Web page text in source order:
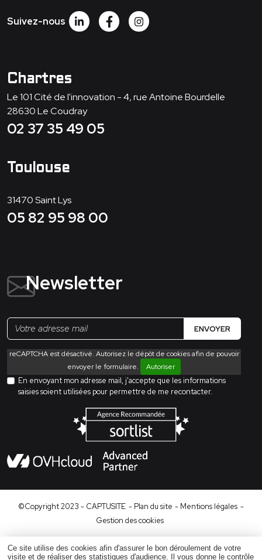
Suivez-nous
Chartres
Le 101 Cité de l'innovation - 4, rue Antoine Bourdelle
28630Le Coudray
02 37 35 49 05
Toulouse
31470Saint Lys
05 82 95 98 00
Newsletter
ENVOYER
reCAPTCHA est désactivé. Autorisez le dépôt de cookies afin de pouvoir
envoyer le formulaire.
Autoriser
En envoyant mon adresse mail, j'accepte que les informations
saisies soient utilisées pour permettre de me recontacter.
©Copyright 2023 - CAPTUSITE - Plan du site - Mentions légales -
Gestion des cookies
Ce site utilise des cookies afin d'assurer le bon déroulement de votre
visite et de réaliser des statistiques d'audience. Il vous donne le contrôle